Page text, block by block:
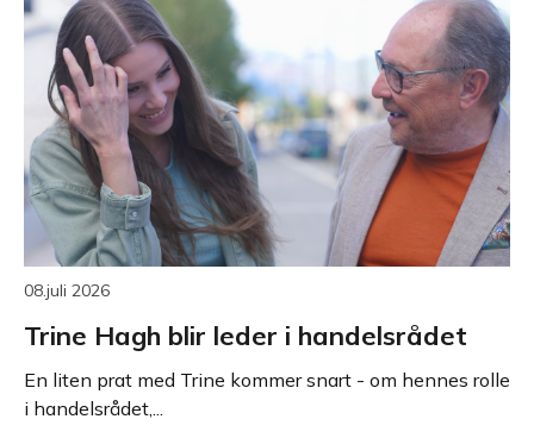
08.juli 2026
Trine Hagh blir leder i handelsrådet
En liten prat med Trine kommer snart - om hennes rolle
i handelsrådet,...